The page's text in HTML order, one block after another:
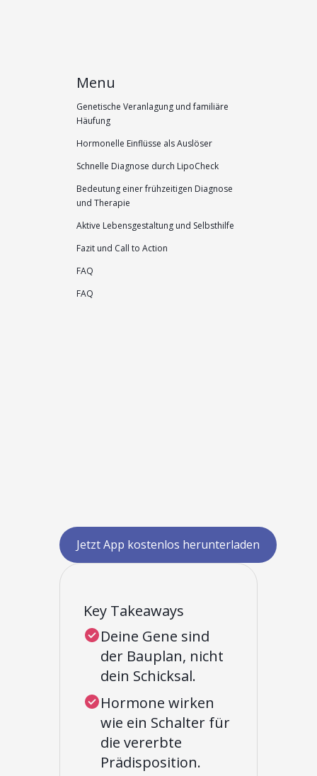
Menu
Genetische Veranlagung und familiäre
Häufung
Hormonelle Einflüsse als Auslöser
Schnelle Diagnose durch LipoCheck
Bedeutung einer frühzeitigen Diagnose
und Therapie
Aktive Lebensgestaltung und Selbsthilfe
Fazit und Call to Action
FAQ
FAQ
Jetzt App kostenlos herunterladen
Key Takeaways
Deine Gene sind
der Bauplan, nicht
dein Schicksal.
Hormone wirken
wie ein Schalter für
die vererbte
Prädisposition.